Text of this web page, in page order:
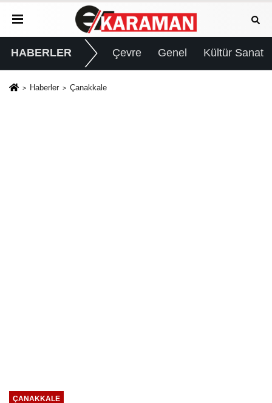
HABERLER Çevre Genel Kültür Sanat
Haberler Çanakkale
ÇANAKKALE